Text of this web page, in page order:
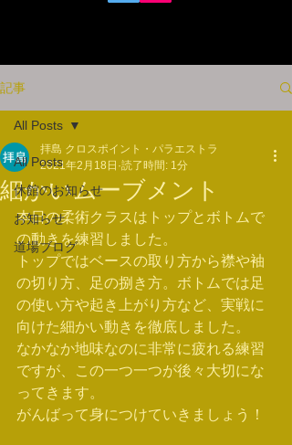
記事
All Posts
休館のお知らせ
お知らせ
道場ブログ
All Posts
細かいムーブメント
拝島 クロスポイント・パラエストラ
2021年2月18日 読了時間: 1分
本日の柔術クラスはトップとボトムで
の動きを練習しました。
トップではベースの取り方から襟や袖
の切り方、足の捌き方。ボトムでは足
の使い方や起き上がり方など、実戦に
向けた細かい動きを徹底しました。
なかなか地味なのに非常に疲れる練習
ですが、この一つ一つが後々大切にな
ってきます。
がんばって身につけていきましょう！